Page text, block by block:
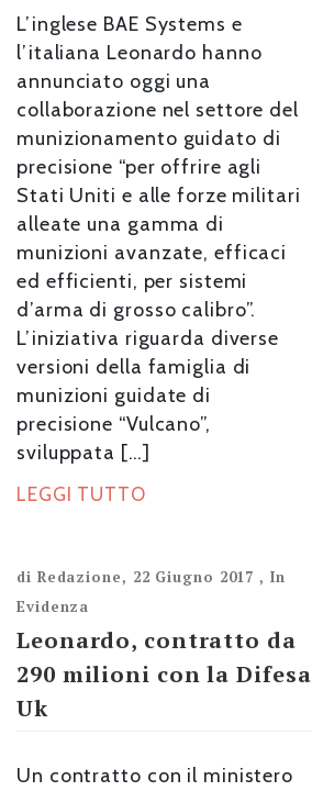
L’inglese BAE Systems e
l’italiana Leonardo hanno
annunciato oggi una
collaborazione nel settore del
munizionamento guidato di
precisione “per offrire agli
Stati Uniti e alle forze militari
alleate una gamma di
munizioni avanzate, efficaci
ed efficienti, per sistemi
d’arma di grosso calibro”.
L’iniziativa riguarda diverse
versioni della famiglia di
munizioni guidate di
precisione “Vulcano”,
sviluppata […]
LEGGI TUTTO
di Redazione, 22 Giugno 2017 , In
Evidenza
Leonardo, contratto da
290 milioni con la Difesa
Uk
Un contratto con il ministero